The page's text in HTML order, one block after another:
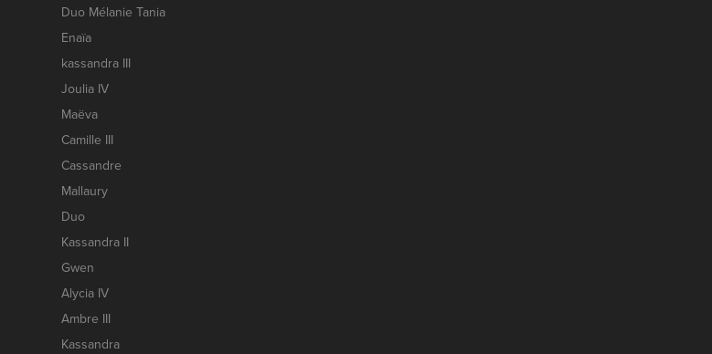
Duo Mélanie Tania
Enaïa
kassandra III
Joulia IV
Maëva
Camille III
Cassandre
Mallaury
Duo
Kassandra II
Gwen
Alycia IV
Ambre III
Kassandra